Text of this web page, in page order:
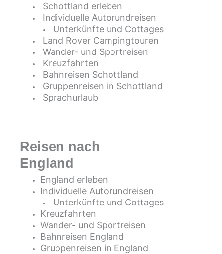
Schottland erleben
Individuelle Autorundreisen
Unterkünfte und Cottages
Land Rover Campingtouren
Wander- und Sportreisen
Kreuzfahrten
Bahnreisen Schottland
Gruppenreisen in Schottland
Sprachurlaub
Reisen nach
England
England erleben
Individuelle Autorundreisen
Unterkünfte und Cottages
Kreuzfahrten
Wander- und Sportreisen
Bahnreisen England
Gruppenreisen in England